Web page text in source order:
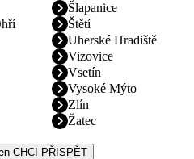
Šlapanice
Štětí
Uherské Hradiště
Vizovice
Vsetín
Vysoké Mýto
Zlín
Žatec
CHCI PŘISPĚT